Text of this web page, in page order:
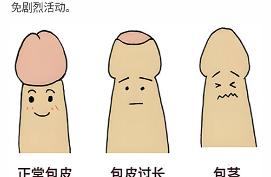
免剧烈活动。